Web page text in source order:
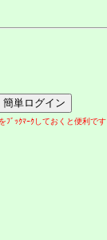
ﾌﾞｯｸﾏｰｸしておくと便利です